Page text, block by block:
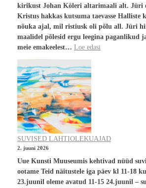
kirikust Johan Köleri altarimaali alt. Jüri
Kristus hakkas kutsuma taevasse Halliste
nõuka ajal, mil ristiusk oli põlu all. Jüri
maalidel põlesid ergu leegina paganlikud
meie emakeelest… Loe edasi
SUVISED LAHTIOLEKUAJAD
2. juuni 2026
Uue Kunsti Muuseumis kehtivad nüüd
ootame Teid näitustele iga päev kl 11-18
23.juunil oleme avatud 11-15 24.juunil –